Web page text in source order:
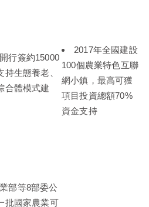
行簽約15000
持生態養老、
合體模式建
2017年全國建設
100個農業特色互聯
網小鎮，最高可獲
項目投資總額70%
資金支持
部等8部委公
批國家農業可